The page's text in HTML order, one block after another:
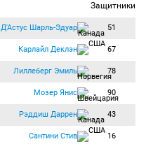
Защитники
Д'Астус Шарль-Эдуар 51
Карлайл Деклэн 67
Лиллеберг Эмиль 78
Мозер Янис 90
Рэддиш Даррен 43
Сантини Стив 16